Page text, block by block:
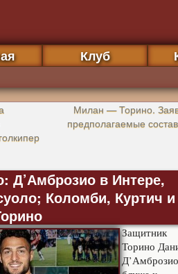
Клуб
Милан — Торино.
предполагаемые
Д’Амброзио в Интере,
Коломби, Куртич и
Защитник
Торино